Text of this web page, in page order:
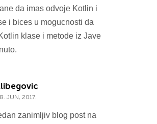
da imas odvoje Kotlin i
i bices u mogucnosti da
klase i metode iz Jave
JUN, 2017.
zanimljiv blog post na